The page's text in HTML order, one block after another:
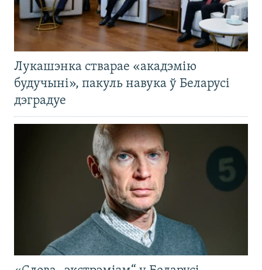
Лукашэнка стварае «акадэмію
будучыні», пакуль навука ў Беларусі
дэградуе